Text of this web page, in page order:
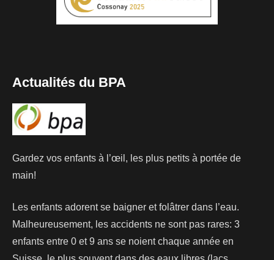
Actualités du BPA
Gardez vos enfants à l’œil, les plus petits à portée de
main!
Les enfants adorent se baigner et folâtrer dans l’eau.
Malheureusement, les accidents ne sont pas rares: 3
enfants entre 0 et 9 ans se noient chaque année en